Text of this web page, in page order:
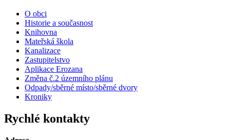
O obci
Historie a současnost
Knihovna
Mateřská škola
Kanalizace
Zastupitelstvo
Aplikace Erozana
Změna č.2 územního plánu
Odpady/sběrné místo/sběrné dvory
Kroniky
Rychlé kontakty